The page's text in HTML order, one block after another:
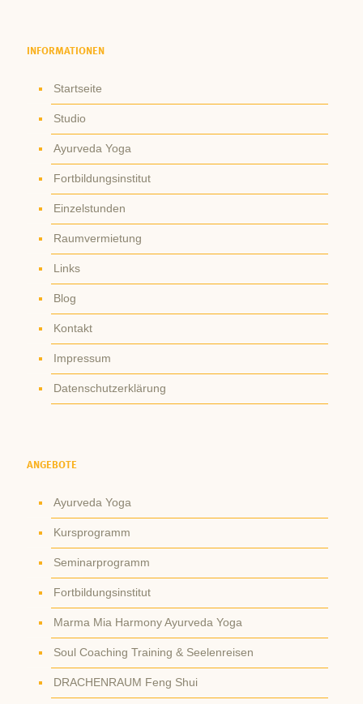
INFORMATIONEN
Startseite
Studio
Ayurveda Yoga
Fortbildungsinstitut
Einzelstunden
Raumvermietung
Links
Blog
Kontakt
Impressum
Datenschutzerklärung
ANGEBOTE
Ayurveda Yoga
Kursprogramm
Seminarprogramm
Fortbildungsinstitut
Marma Mia Harmony Ayurveda Yoga
Soul Coaching Training & Seelenreisen
DRACHENRAUM Feng Shui